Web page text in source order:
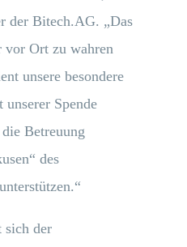
der Bitech.AG. „Das
Ort zu wahren
unsere besondere
Spende
Betreuung
des
der